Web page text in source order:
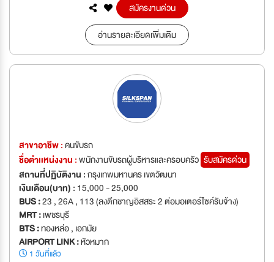
สมัครงานด่วน
อ่านรายละเอียดเพิ่มเติม
สาขาอาชีพ :คนขับรถ
ชื่อตำเเหน่งงาน :พนักงานขับรถผู้บริหารและครอบครัว รับสมัครด่วน
สถานที่ปฏิบัติงาน :กรุงเทพมหานคร เขตวัฒนา
เงินเดือน(บาท) : 15,000 - 25,000
BUS :23 , 26A , 113 (ลงตึกชาญอิสสระ 2 ต่อมอเตอร์ไซค์รับจ้าง)
MRT :เพชรบุรี
BTS :ทองหล่อ , เอกมัย
AIRPORT LINK :หัวหมาก
1 วันที่แล้ว